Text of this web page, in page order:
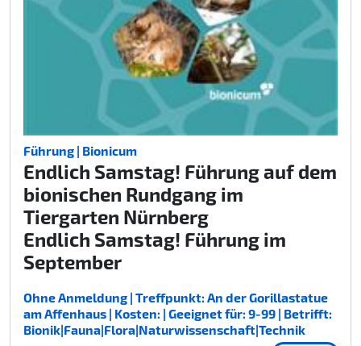
Führung | Bionicum
Endlich Samstag! Führung auf dem
bionischen Rundgang im
Tiergarten Nürnberg
Endlich Samstag! Führung im
September
Ohne Anmeldung | Treffpunkt: An der Gorillastatue
am Affenhaus | Kosten: | Geeignet für: 9-99 | Betrifft:
Bionik|Fauna|Flora|Naturwissenschaft|Technik